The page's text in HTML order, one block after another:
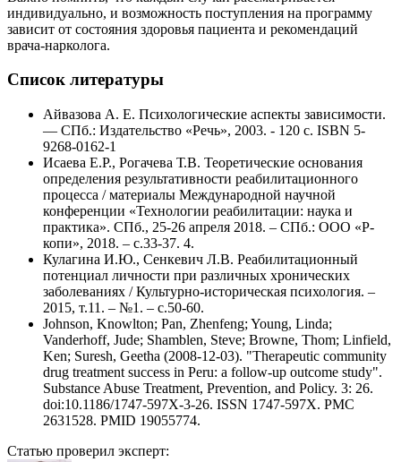
индивидуально, и возможность поступления на программу
зависит от состояния здоровья пациента и рекомендаций
врача-нарколога.
Список литературы
Айвазова А. Е. Психологические аспекты зависимости.
— СПб.: Издательство «Речь», 2003. - 120 с. ISBN 5-
9268-0162-1
Исаева Е.Р., Рогачева Т.В. Теоретические основания
определения результативности реабилитационного
процесса / материалы Международной научной
конференции «Технологии реабилитации: наука и
практика». СПб., 25-26 апреля 2018. – СПб.: ООО «Р-
копи», 2018. – с.33-37. 4.
Кулагина И.Ю., Сенкевич Л.В. Реабилитационный
потенциал личности при различных хронических
заболеваниях / Культурно-историческая психология. –
2015, т.11. – №1. – с.50-60.
Johnson, Knowlton; Pan, Zhenfeng; Young, Linda;
Vanderhoff, Jude; Shamblen, Steve; Browne, Thom; Linfield,
Ken; Suresh, Geetha (2008-12-03). "Therapeutic community
drug treatment success in Peru: a follow-up outcome study".
Substance Abuse Treatment, Prevention, and Policy. 3: 26.
doi:10.1186/1747-597X-3-26. ISSN 1747-597X. PMC
2631528. PMID 19055774.
Статью проверил эксперт: